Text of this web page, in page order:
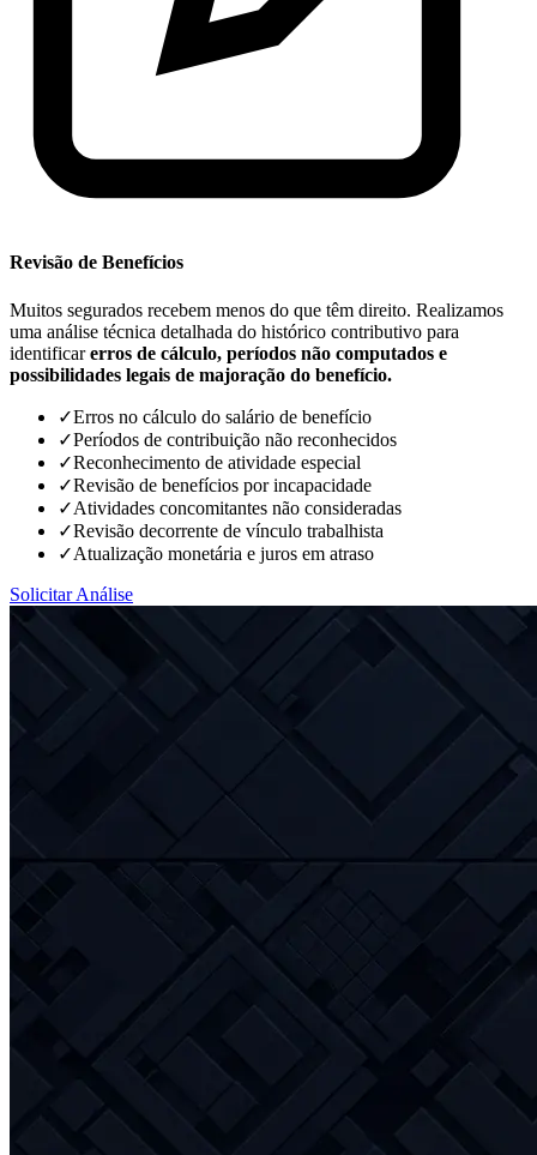
Revisão de Benefícios
Muitos segurados recebem menos do que têm direito. Realizamos
uma análise técnica detalhada do histórico contributivo para
identificarerros de cálculo, períodos não computados e
possibilidades legais de majoração do benefício.
✓Erros no cálculo do salário de benefício
✓Períodos de contribuição não reconhecidos
✓Reconhecimento de atividade especial
✓Revisão de benefícios por incapacidade
✓Atividades concomitantes não consideradas
✓Revisão decorrente de vínculo trabalhista
✓Atualização monetária e juros em atraso
Solicitar Análise